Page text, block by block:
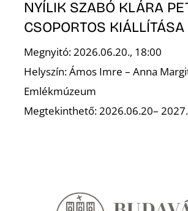
NYÍLIK SZABÓ KLÁRA
CSOPORTOS KIÁLLÍTÁSA
Megnyitó: 2026.06.20., 18:00
Helyszín: Ámos Imre – Anna
Emlékmúzeum
Megtekinthető: 2026.06.20–